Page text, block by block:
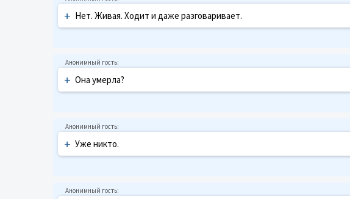
+ Нет. Живая. Ходит и даже разговаривает.
+ Она умерла?
+ Уже никто.